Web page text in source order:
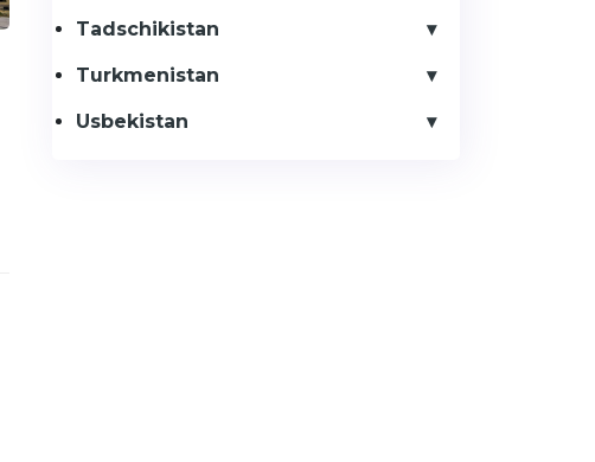
Tadschikistan
Turkmenistan
Usbekistan